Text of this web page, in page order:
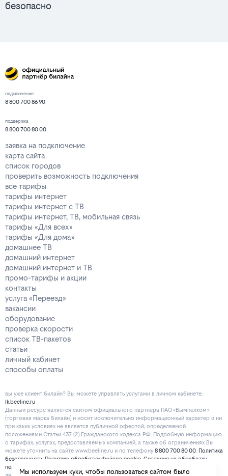
безопасно
подключение
8 800 700 86 90
поддержка
8 800 700 80 00
заявка на подключение
карта сайта
список городов
проверить возможность подключения
все тарифы
тарифы интернет
тарифы интернет с ТВ
тарифы интернет, ТВ, мобильная связь
тарифы «Для всех»
тарифы «Для дома»
домашнее ТВ
домашний интернет
домашний интернет и ТВ
промо-тарифы и акции
контакты
услуга «Переезд»
вакансии
оборудование
проверка скорости
список ТВ-пакетов
статьи
личный кабинет
способы оплаты
вы уже клиент билайн? Вы можете управлять услугами в личнoм кaбинeтe:
lk.beeline.ru
Данный ресурс является сайтом официального партнера ПАО «Вымпелком»
(торговая марка билайн) и носит исключительно информационный характер и ни
при каких условиях не является публичной офертой, определяемой
положениями Статьи 437 (2) Гражданского кодекса РФ. Подробную информацию
о тарифах, услугах, предоставляемых компанией, а также об ограничениях Вы
можете уточнить на сайте www.beeline.ru и по телефону 8 800 700 80 00. Политика
безопасности Политика обработки файлов cookie Согласие на обработку
персональных данных
. Отписаться от получения информационных рассылок от
Мы используем куки, чтобы пользоваться сайтом было